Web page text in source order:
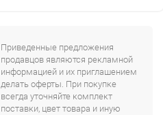
Приведенные предложения
продавцов являются рекламной
информацией и их приглашением
делать оферты. При покупке
всегда уточняйте комплект
поставки, цвет товара и иную